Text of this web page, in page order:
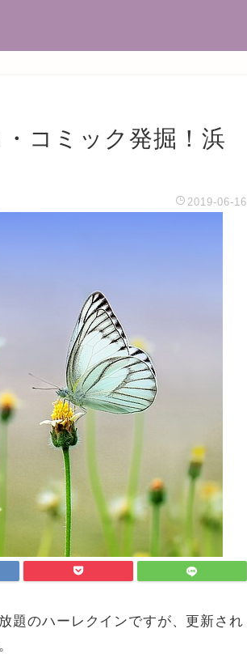
コミック発掘！浜
2019-06-16
題のハーレクインですが、更新され